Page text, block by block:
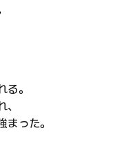
。
った。